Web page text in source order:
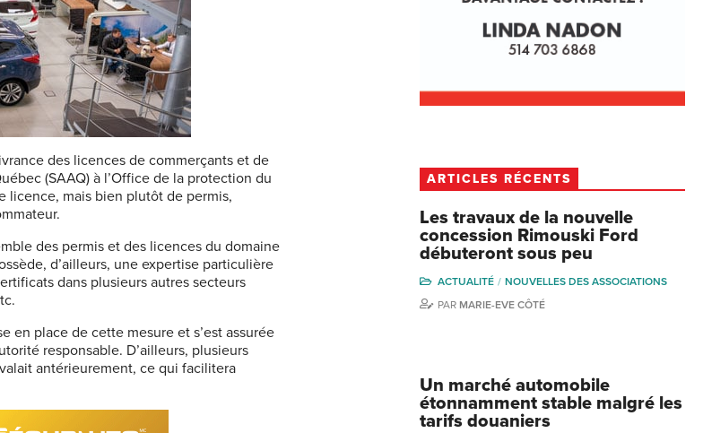
des licences de commerçants et de
(SAAQ) à l’Office de la protection du
licence, mais bien plutôt de permis,
des permis et des licences du domaine
d’ailleurs, une expertise particulière
dans plusieurs autres secteurs
en place de cette mesure et s’est assurée
responsable. D’ailleurs, plusieurs
antérieurement, ce qui facilitera
ARTICLES RÉCENTS
Les travaux de la nouvelle
concession Rimouski Ford
débuteront sous peu
ACTUALITÉ
NOUVELLES DES ASSOCIATIONS
PAR MARIE-EVE CÔTÉ
Un marché automobile
étonnamment stable malgré les
tarifs douaniers